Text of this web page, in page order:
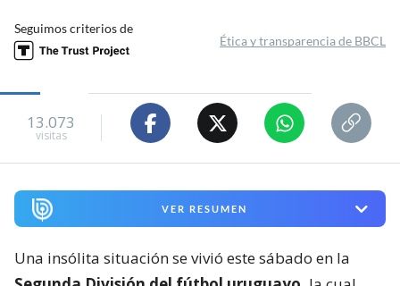
Seguimos criterios de
Ética y transparencia de BBCL
13.073
visitas
VER RESUMEN
Una insólita situación se vivió este sábado en la